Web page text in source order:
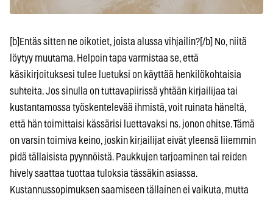
[b]Entäs sitten ne oikotiet, joista alussa vihjailin?[/b] No, niitä
löytyy muutama. Helpoin tapa varmistaa se, että
käsikirjoituksesi tulee luetuksi on käyttää henkilökohtaisia
suhteita. Jos sinulla on tuttavapiirissä yhtään kirjailijaa tai
kustantamossa työskentelevää ihmistä, voit ruinata häneltä,
että hän toimittaisi kässärisi luettavaksi ns. jonon ohitse. Tämä
on varsin toimiva keino, joskin kirjailijat eivät yleensä liiemmin
pidä tällaisista pyynnöistä. Paukkujen tarjoaminen tai reiden
hively saattaa tuottaa tuloksia tässäkin asiassa.
Kustannussopimuksen saamiseen tällainen ei vaikuta, mutta